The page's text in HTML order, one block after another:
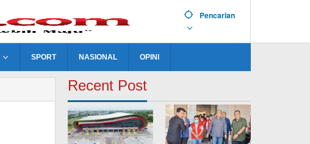
Pencarian
SPORT NASIONAL OPINI
Recent Post